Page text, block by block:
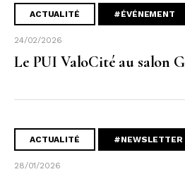
ACTUALITÉ #ÉVÉNEMENT
24/02/2026
Le PUI ValoCité au salon
ACTUALITÉ #NEWSLETTER
28/01/2026